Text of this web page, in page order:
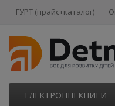
ГУРТ (прайс+каталог)
ЕЛЕКТРОННІ КНИГИ